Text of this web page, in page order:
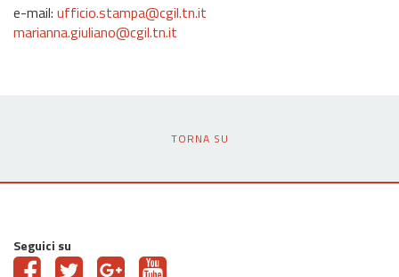
e-mail: ufficio.stampa@cgil.tn.it
marianna.giuliano@cgil.tn.it
TORNA SU
Seguici su